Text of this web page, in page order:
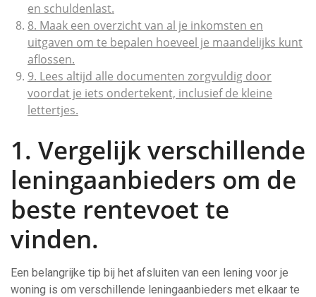
en schuldenlast.
8. Maak een overzicht van al je inkomsten en
uitgaven om te bepalen hoeveel je maandelijks kunt
aflossen.
9. Lees altijd alle documenten zorgvuldig door
voordat je iets ondertekent, inclusief de kleine
lettertjes.
1. Vergelijk verschillende
leningaanbieders om de
beste rentevoet te
vinden.
Een belangrijke tip bij het afsluiten van een lening voor je
woning is om verschillende leningaanbieders met elkaar te